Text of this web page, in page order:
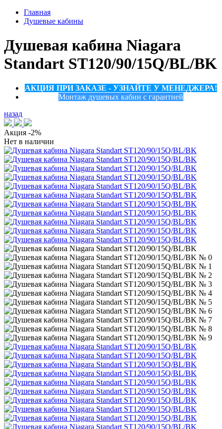
Главная
Душевые кабины
Душевая кабина Niagara
Standart ST120/90/15Q/BL/BK
АКЦИЯ ПРИ ЗАКАЗЕ - УЗНАЙТЕ У МЕНЕДЖЕРА!
Монтаж душевых кабин с гарантией
назад
Акция -2%
Нет в наличии